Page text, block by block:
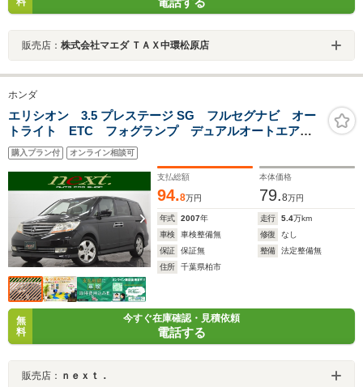
販売店： 株式会社マエダ ＴＡＸ中環松原店
ホンダ
エリシオン 3.5 プレステージ SG フルセグナビ オー
トライト ETC フォグランプ デュアルオートエアコ
ン クルーズコントロール ハーフレザーシート バッ
クカメラ フロントカメラ スマートキー 両側パワー
スライドドア
購入プラン付 オンライン相談可
支払総額
94.8万円
本体価格
79.8万円
年式 2007年 走行 5.4万km
車検
車検整備無 修復
なし
保証
保証無 整備
法定整備無
住所
千葉県柏市
無
料
今すぐ在庫確認・見積依頼
電話する
販売店： ｎｅｘｔ．